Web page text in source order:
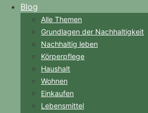
Blog
Alle Themen
Grundlagen der Nachhaltigkeit
Nachhaltig leben
Körperpflege
Haushalt
Wohnen
Einkaufen
Lebensmittel